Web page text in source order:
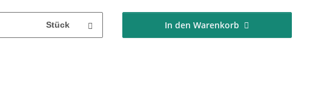
Stück In den Warenkorb